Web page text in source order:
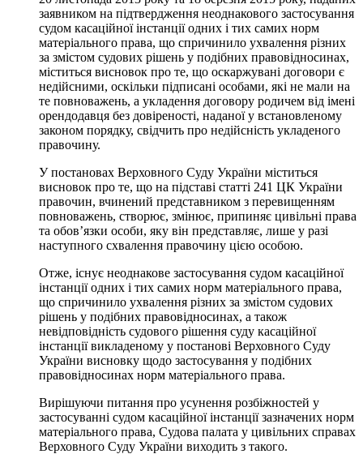
заявником на підтвердження неоднакового застосування
судом касаційної інстанції одних і тих самих норм
матеріального права, що спричинило ухвалення різних
за змістом судових рішень у подібних правовідносинах,
міститься висновок про те, що оскаржувані договори є
недійсними, оскільки підписані особами, які не мали на
те повноважень, а укладення договору родичем від імені
орендодавця без довіреності, наданої у встановленому
законом порядку, свідчить про недійсність укладеного
правочину.
У постановах Верховного Суду України міститься
висновок про те, що на підставі статті 241 ЦК України
правочин, вчинений представником з перевищенням
повноважень, створює, змінює, припиняє цивільні права
та обов’язки особи, яку він представляє, лише у разі
наступного схвалення правочину цією особою.
Отже, існує неоднакове застосування судом касаційної
інстанції одних і тих самих норм матеріального права,
що спричинило ухвалення різних за змістом судових
рішень у подібних правовідносинах, а також
невідповідність судового рішення суду касаційної
інстанції викладеному у постанові Верховного Суду
України висновку щодо застосування у подібних
правовідносинах норм матеріального права.
Вирішуючи питання про усунення розбіжностей у
застосуванні судом касаційної інстанції зазначених норм
матеріального права, Судова палата у цивільних справах
Верховного Суду України виходить з такого.